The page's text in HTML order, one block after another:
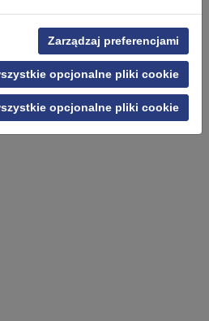
Zarządzaj preferencjami
opcjonalne pliki cookie
opcjonalne pliki cookie